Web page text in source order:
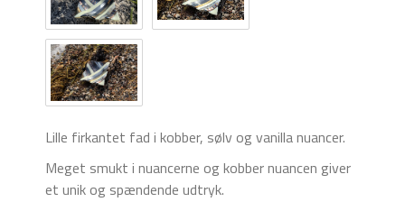
Lille firkantet fad i kobber, sølv og vanilla nuancer.
Meget smukt i nuancerne og kobber nuancen giver
et unik og spændende udtryk.